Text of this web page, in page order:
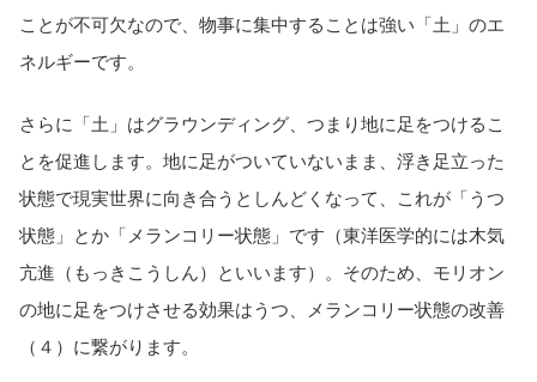
ことが不可欠なので、物事に集中することは強い「土」のエ
ネルギーです。
さらに「土」はグラウンディング、つまり地に足をつけるこ
とを促進します。地に足がついていないまま、浮き足立った
状態で現実世界に向き合うとしんどくなって、これが「うつ
状態」とか「メランコリー状態」です（東洋医学的には木気
亢進（もっきこうしん）といいます）。そのため、モリオン
の地に足をつけさせる効果はうつ、メランコリー状態の改善
（４）に繋がります。